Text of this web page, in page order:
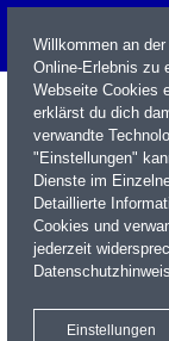
Name / WKN / ISIN /
Xetra Realtime
Willkommen an
Online-Erlebnis zu
Webseite Cookies
erklärst du dich
verwandte
"Einstellungen"
Dienste im
Detaillierte
Cookies und
jederzeit
Einstellungen